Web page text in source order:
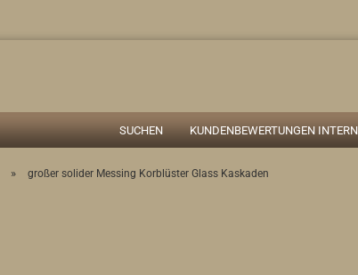
SUCHEN KUNDENBEWERTUNGEN
» großer solider Messing Korblüster Glass Kaskaden